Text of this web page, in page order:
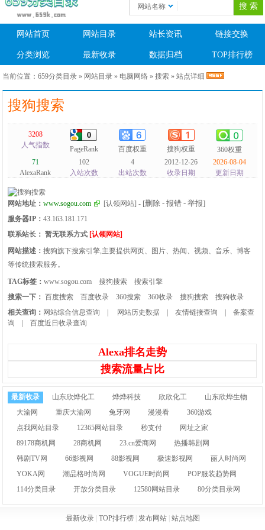
网站名称
网站首页 网站目录 站长资讯 链接交换
分类浏览 最新收录 数据归档 TOP排行榜
当前位置：659分类目录 » 网站目录 » 电脑网络 »搜索 » 站点详细
搜狗搜索
3208
人气指数
PageRank 百度权重 搜狗权重
360权重
71
AlexaRank
102
入站次数
4
出站次数
2012-12-26
收录日期
2026-08-04
更新日期
网站地址：www.sogou.com [认领网站] - [删除 - 报错 - 举报]
服务器IP：43.163.181.171
联系站长： 暂无联系方式 [认领网站]
网站描述：搜狗旗下搜索引擎,主要提供网页、图片、热闻、视频、音乐、博客
等传统搜索服务。
TAG标签：www.sogou.com 搜狗搜索
搜索引擎
搜索一下： 百度搜索 百度收录 360搜索 360收录 搜狗搜索
搜狗收录
相关查询： 网站综合信息查询 网站历史数据 |友情链接查询 |备案查
询
|百度近日收录查询
Alexa排名走势
搜索流量占比
最新收录 山东欣烨化工 烨烨科技 欣欣化工
山东欣烨生物
大渝网
重庆大渝网 兔牙网 漫漫看
360游戏
点我网站目录
12365网站目录 秒支付
网址之家
89178商机网
28商机网 23.cn爱商网
热播韩剧网
韩剧TV网
66影视网 88影视网 极速影视网
丽人时尚网
YOKA网
潮品格时尚网 VOGUE时尚网
POP服装趋势网
114分类目录
开放分类目录 12580网站目录 80分类目录网
最新收录| TOP排行榜| 发布网站| 站点地图